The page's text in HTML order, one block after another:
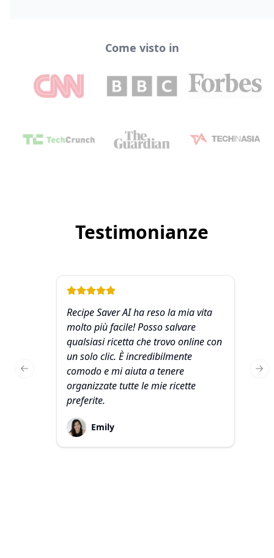
Come visto in
Testimonianze
Recipe Saver AI ha reso la mia vita
molto più facile! Posso salvare
qualsiasi ricetta che trovo online con
un solo clic. È incredibilmente
comodo e mi aiuta a tenere
organizzate tutte le mie ricette
preferite.
Emily
Previous slide